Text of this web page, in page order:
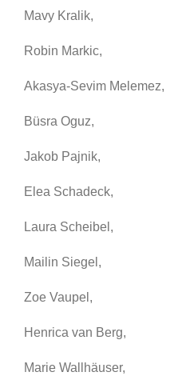
Mavy Kralik,
Robin Markic,
Akasya-Sevim Melemez,
Büsra Oguz,
Jakob Pajnik,
Elea Schadeck,
Laura Scheibel,
Mailin Siegel,
Zoe Vaupel,
Henrica van Berg,
Marie Wallhäuser,